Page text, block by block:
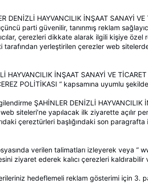
DENİZLİ HAYVANCILIK İNŞAAT SANAYİ
parti güvenilir, tanınmış reklam
çerezleri dikkate alarak ilgili kişiye özel
yerleştirilen çerezler web
HAYVANCILIK İNŞAAT SANAYİ VE
POLİTİKASI “ kapsamına uyumlu
ŞAHİNLER DENİZLİ HAYVANCILIK
siteleri’ne yapılacak ilk ziyarette açılır
çereztürleri başlığındaki son
verilen talimatları izleyerek veya “
ziyaret ederek kalıcı çerezleri
hedeflemeli reklam gösterimi için 3.